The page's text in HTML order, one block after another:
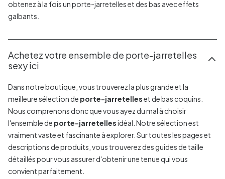
obtenez à la fois un porte-jarretelles et des bas avec effets
galbants.
Achetez votre ensemble de porte-jarretelles
sexy ici
Dans notre boutique, vous trouverez la plus grande et la
meilleure sélection de porte-jarretelleset de bas coquins.
Nous comprenons donc que vous ayez du mal à choisir
l'ensemble de porte-jarretellesidéal. Notre sélection est
vraiment vaste et fascinante à explorer. Sur toutes les pages et
descriptions de produits, vous trouverez des guides de taille
détaillés pour vous assurer d'obtenir une tenue qui vous
convient parfaitement.